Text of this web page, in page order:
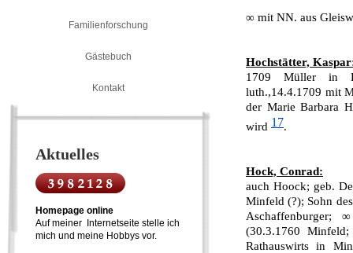
∞ mit NN. aus
Hochstätter,
1709 Müller in
luth.,14.4.1709 mit
der Marie Barbara
wird 17.
Hock, Conrad:
auch Hoock; geb.
Minfeld (?); Sohn
(30.3.1760
Rathauswirts in
Familienforschung
Gästebuch
Kontakt
Aktuelles
Homepage online
Auf meiner Internetseite stelle ich
mich und meine Hobbys vor.